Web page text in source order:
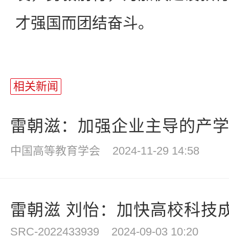
才强国而团结奋斗。
相关新闻
雷朝滋：加强企业主导的产
中国高等教育学会 2024-11-29 14:58
雷朝滋 刘怡：加快高校科技
SRC-2022433939 2024-09-03 10:20